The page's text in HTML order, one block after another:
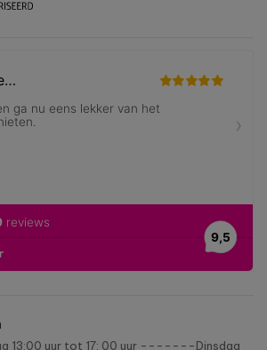
13:00 uur tot 17: 00 uur -------Dinsdag